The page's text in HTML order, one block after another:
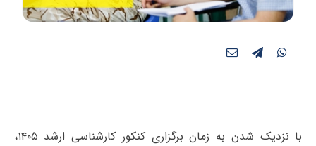
با نزدیک شدن به زمان برگزاری کنکور کارشناسی ارشد ۱۴۰۵،